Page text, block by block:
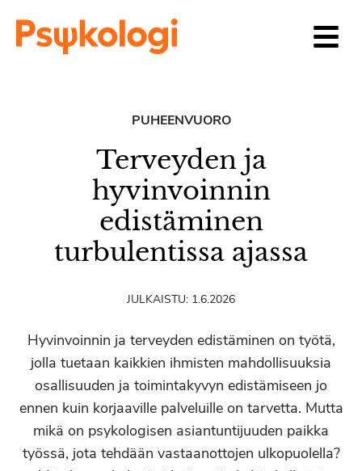
PUHEENVUORO
Terveyden ja
hyvinvoinnin
edistäminen
turbulentissa ajassa
JULKAISTU: 1.6.2026
Hyvinvoinnin ja terveyden edistäminen on työtä,
jolla tuetaan kaikkien ihmisten mahdollisuuksia
osallisuuden ja toimintakyvyn edistämiseen jo
ennen kuin korjaaville palveluille on tarvetta. Mutta
mikä on psykologisen asiantuntijuuden paikka
työssä, jota tehdään vastaanottojen ulkopuolella?